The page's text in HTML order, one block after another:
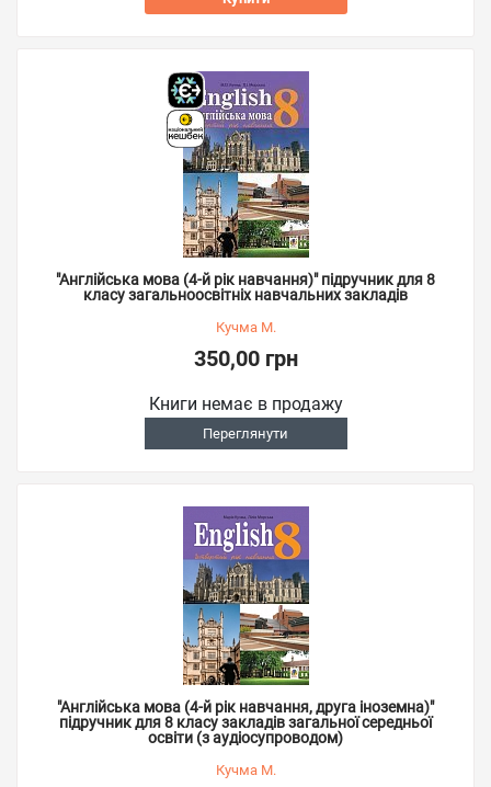
"Англійська мова (4-й рік навчання)" підручник для 8
класу загальноосвітніх навчальних закладів
Кучма М.
350,00 грн
Книги немає в продажу
Переглянути
"Англійська мова (4-й рік навчання, друга іноземна)"
підручник для 8 класу закладів загальної середньої
освіти (з аудіосупроводом)
Кучма М.